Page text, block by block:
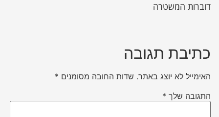
דוברות המשטרה
כתיבת תגובה
האימייל לא יוצג באתר. שדות החובה מסומנים *
התגובה שלך *